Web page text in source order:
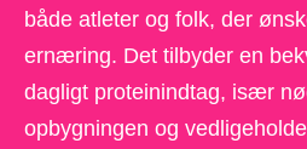
både atleter og folk, der
ernæring. Det tilbyder en
dagligt proteinindtag, især
opbygningen og